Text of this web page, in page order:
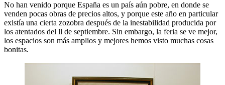
No han venido porque España es un país aún pobre, en donde se
venden pocas obras de precios altos, y porque este año en particular
existía una cierta zozobra después de la inestabilidad producida por
los atentados del ll de septiembre. Sin embargo, la feria se ve mejor,
los espacios son más amplios y mejores hemos visto muchas cosas
bonitas.